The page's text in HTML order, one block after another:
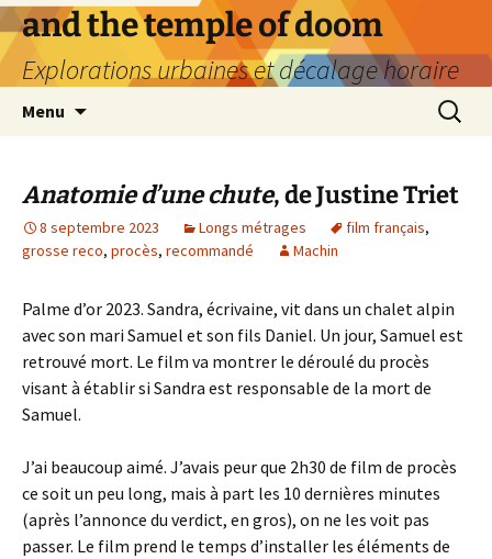
Aller
au
contenu
and the temple of doom
Explorations urbaines et décalage horaire
Menu
Anatomie d’une chute, de Justine Triet
8 septembre 2023 Longs métrages film français,
grosse reco, procès, recommandé Machin
Palme d’or 2023. Sandra, écrivaine, vit dans un chalet alpin
avec son mari Samuel et son fils Daniel. Un jour, Samuel est
retrouvé mort. Le film va montrer le déroulé du procès
visant à établir si Sandra est responsable de la mort de
Samuel.
J’ai beaucoup aimé. J’avais peur que 2h30 de film de procès
ce soit un peu long, mais à part les 10 dernières minutes
(après l’annonce du verdict, en gros), on ne les voit pas
passer. Le film prend le temps d’installer les éléments de